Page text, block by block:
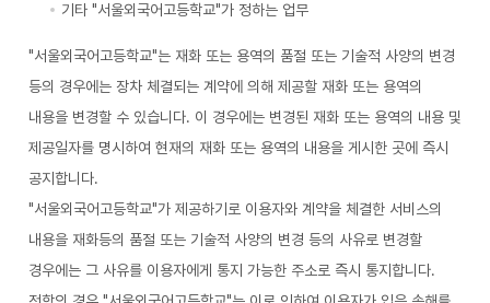
기타 "서울외국어고등학교"가 정하는 업무
"서울외국어고등학교"는 재화 또는 용역의 품절 또는 기술적 사양의 변경
등의 경우에는 장차 체결되는 계약에 의해 제공할 재화 또는 용역의
내용을 변경할 수 있습니다. 이 경우에는 변경된 재화 또는 용역의 내용 및
제공일자를 명시하여 현재의 재화 또는 용역의 내용을 게시한 곳에 즉시
공지합니다.
"서울외국어고등학교"가 제공하기로 이용자와 계약을 체결한 서비스의
내용을 재화등의 품절 또는 기술적 사양의 변경 등의 사유로 변경할
경우에는 그 사유를 이용자에게 통지 가능한 주소로 즉시 통지합니다.